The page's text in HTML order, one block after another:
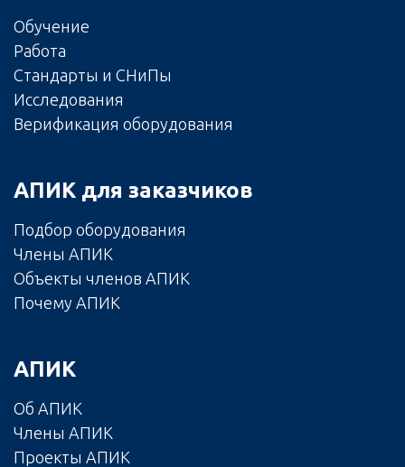
Обучение
Работа
Стандарты и СНиПы
Исследования
Верификация оборудования
АПИК для заказчиков
Подбор оборудования
Члены АПИК
Объекты членов АПИК
Почему АПИК
АПИК
Об АПИК
Члены АПИК
Проекты АПИК